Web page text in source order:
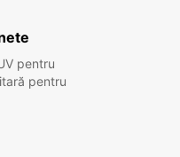
pentru
pentru